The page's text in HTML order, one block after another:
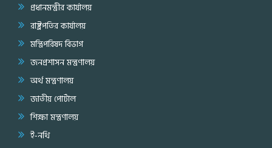
প্রধানমন্ত্রীর কার্যালয়
রাষ্ট্রপতির কার্যালয়
মন্ত্রিপরিষদ বিভাগ
জনপ্রশাসন মন্ত্রণালয়
অর্থ মন্ত্রণালয়
জাতীয় পোর্টাল
শিক্ষা মন্ত্রণালয়
ই-নথি